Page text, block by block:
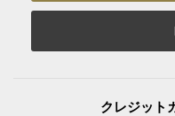
クレジット